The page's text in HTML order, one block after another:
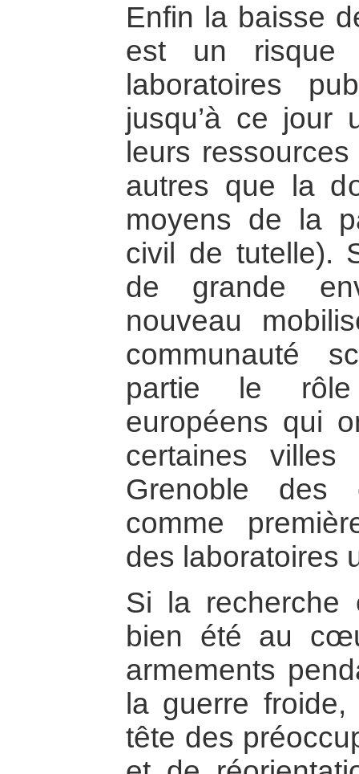
Enfin la baisse
est un risque
laboratoires
jusqu’à ce jour
leurs
autres que la
moyens de la
civil de tutelle).
de grande
nouveau
communauté
partie le rôle
européens qui
certaines villes
Grenoble des
comme
des laboratoires
Si la recherche
bien été au
armements
la guerre
tête des